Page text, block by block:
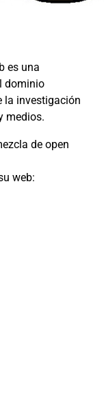
es una
dominio
la investigación
medios.
de open
web: